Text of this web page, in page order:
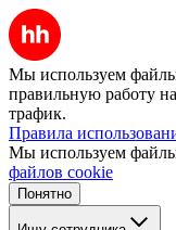
Мы используем
правильную работу
трафик.
Правила
Мы используем
файлов cookie
Понятно